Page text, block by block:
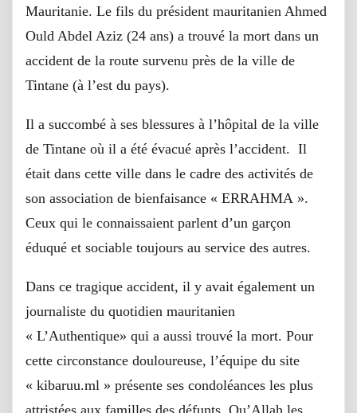
Mauritanie. Le fils du président mauritanien Ahmed
Ould Abdel Aziz (24 ans) a trouvé la mort dans un
accident de la route survenu près de la ville de
Tintane (à l’est du pays).
Il a succombé à ses blessures à l’hôpital de la ville
de Tintane où il a été évacué après l’accident. Il
était dans cette ville dans le cadre des activités de
son association de bienfaisance « ERRAHMA ».
Ceux qui le connaissaient parlent d’un garçon
éduqué et sociable toujours au service des autres.
Dans ce tragique accident, il y avait également un
journaliste du quotidien mauritanien
« L’Authentique» qui a aussi trouvé la mort. Pour
cette circonstance douloureuse, l’équipe du site
« kibaruu.ml » présente ses condoléances les plus